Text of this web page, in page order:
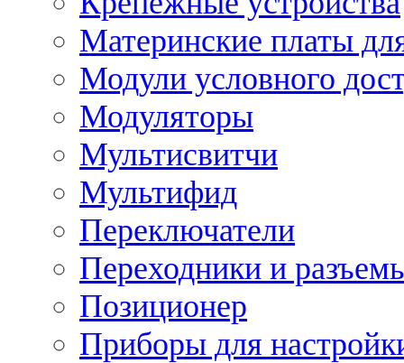
Материнские платы
Модули условного
Модуляторы
Мультисвитчи
Мультифид
Переключатели
Переходники и
Позиционер
Приборы для